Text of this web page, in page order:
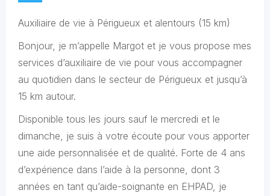
Auxiliaire de vie à Périgueux et alentours (15 km)
Bonjour, je m’appelle Margot et je vous propose mes
services d’auxiliaire de vie pour vous accompagner
au quotidien dans le secteur de Périgueux et jusqu’à
15 km autour.
Disponible tous les jours sauf le mercredi et le
dimanche, je suis à votre écoute pour vous apporter
une aide personnalisée et de qualité. Forte de 4 ans
d’expérience dans l’aide à la personne, dont 3
années en tant qu’aide-soignante en EHPAD, je